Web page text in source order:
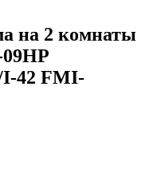
на 2 комнаты
I-42 FMI-